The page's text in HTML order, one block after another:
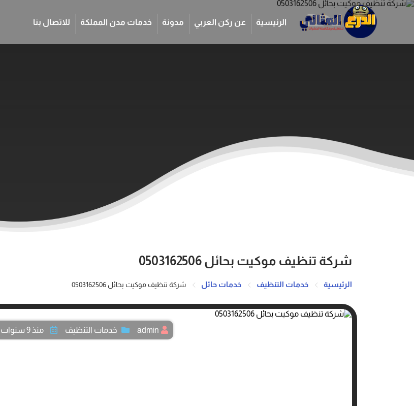
الرئيسية عن ركن العربي مدونة خدمات مدن المملكة للاتصال بنا
شركة تنظيف موكيت بحائل 0503162506
الرئيسية خدمات التنظيف خدمات حائل شركة تنظيف موكيت بحائل 0503162506
admin خدمات التنظيف منذ 9 سنوات